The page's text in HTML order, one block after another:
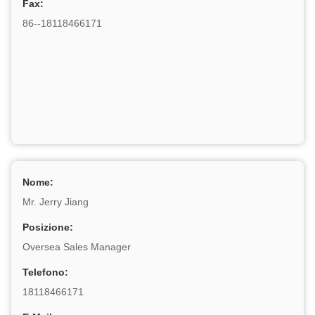
Fax:
86--18118466171
Nome:
Mr. Jerry Jiang
Posizione:
Oversea Sales Manager
Telefono:
18118466171